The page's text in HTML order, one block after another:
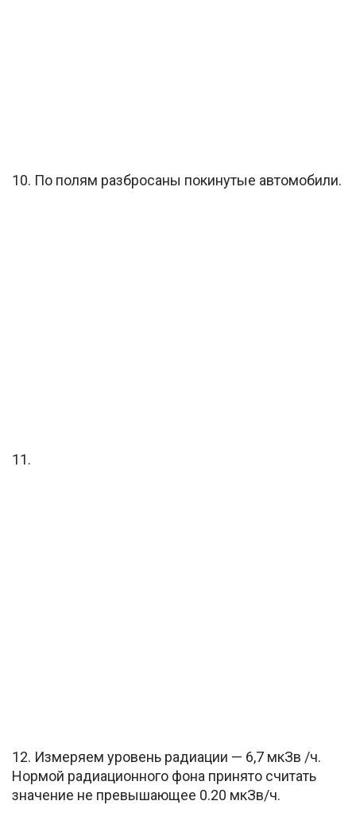
10. По полям разбросаны покинутые автомобили.
11.
12. Измеряем уровень радиации — 6,7 мкЗв /ч.
Нормой радиационного фона принято считать
значение не превышающее 0.20 мкЗв/ч.